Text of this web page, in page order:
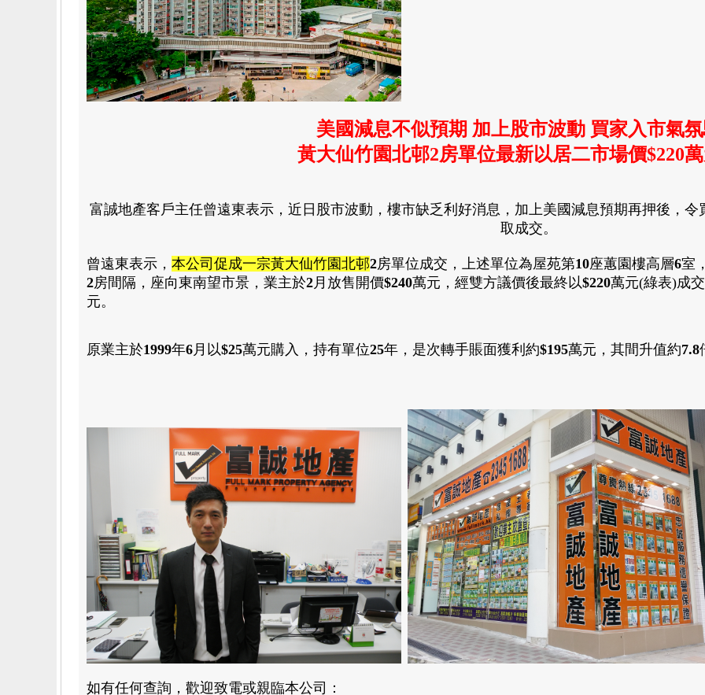
美國減息不似預期 加上股市波動 買家入市氣
黃大仙竹園北邨2房單位最新以居二市場價$220
富誠地產客戶主任曾遠東表示 ，近日股市波動 ，樓市缺乏利好消息 ，加上美國減息預期再押後 ，
取成交。
曾遠東表示， 本公司促成一宗黃大仙竹園北邨2房單位成交 ，上述單位為屋苑第10座蕙園樓高層6室
2房間隔 ，座向東南望市景 ， 業主於2月放售開價$240萬元 ，經雙方議價後最終以$220萬元(綠表)成交
元。
原業主於1999年6月 以$25萬元購入，持有單位25年， 是次轉手賬面獲利約$195萬元 ，其間升值約7.8
如有任何查詢，歡迎致電或親臨本公司：